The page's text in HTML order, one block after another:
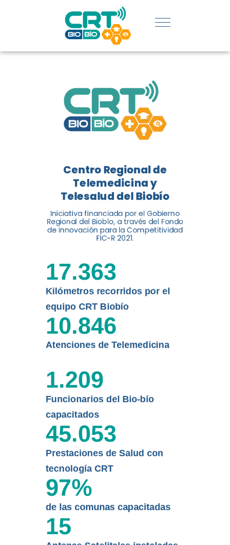
REGIÓN:
CONOCE
LOGROS
DE CRT
BIOBÍO
El Centro Regional de
Telemedicina y Telesalud del
Biobío presenta el balance de
tres años acercando la salud
digital a los habitantes...
Leer más
Centro Regional de
Telemedicina y
Telesalud del Biobío
Iniciativa financiada por el Gobierno
Regional del Biobío, a través del Fondo
de Innovación para la Competitividad
FIC-R 2021.
Kilómetros recorridos por el
equipo CRT Biobío
17.363
Atenciones de Telemedicina
10.846
Funcionarios del Bio-bío
capacitados
1.209
Prestaciones de Salud con
tecnología CRT
45.053
de las comunas capacitadas
97%
15